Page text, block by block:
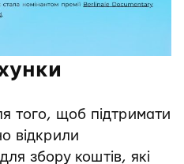
того, щоб підтримати
відкрили
збору коштів, які